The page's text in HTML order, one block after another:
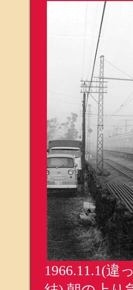
1966.11.1(違